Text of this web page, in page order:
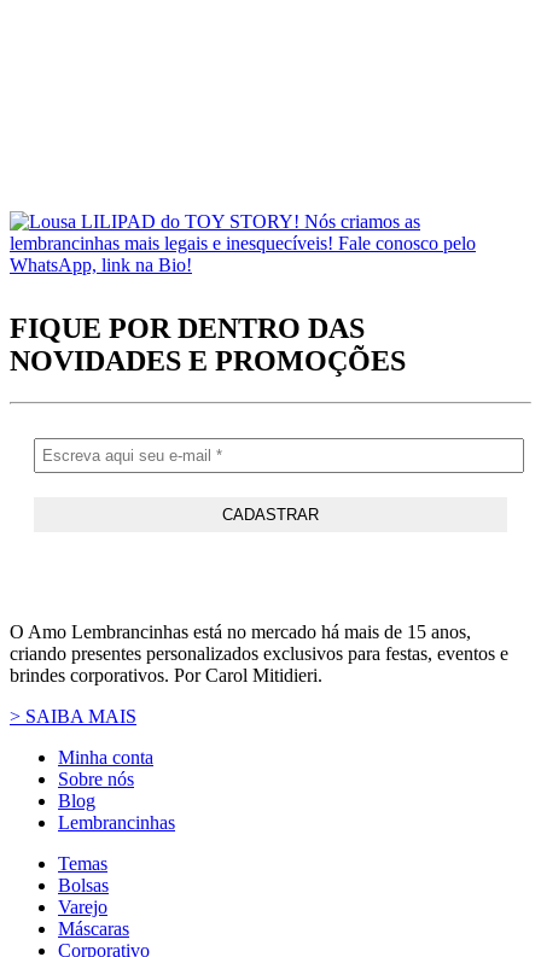
FIQUE POR DENTRO DAS
NOVIDADES E PROMOÇÕES
O Amo Lembrancinhas está no mercado há mais de 15 anos,
criando presentes personalizados exclusivos para festas, eventos e
brindes corporativos. Por Carol Mitidieri.
> SAIBA MAIS
Minha conta
Sobre nós
Blog
Lembrancinhas
Temas
Bolsas
Varejo
Máscaras
Corporativo